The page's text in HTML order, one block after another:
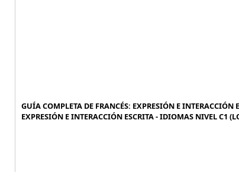
GUÍA COMPLETA DE FRANCÉS: EXPRESIÓN E
EXPRESIÓN E INTERACCIÓN ESCRITA - IDIOMAS NIVEL C1